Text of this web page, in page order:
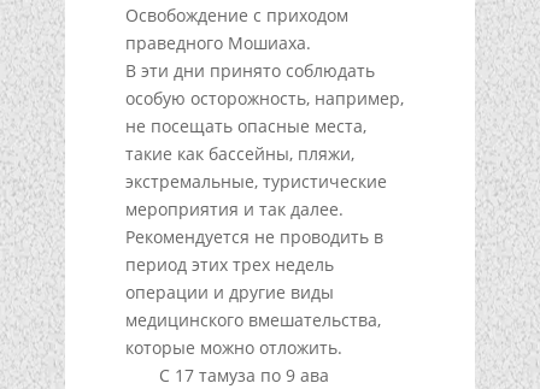
Освобождение с приходом
праведного Mошиаха.
В эти дни принято соблюдать
особую осторожность, например,
не посещать опасные места,
такие как бассейны, пляжи,
экстремальные, туристические
мероприятия и так далее.
Рекомендуется не проводить в
период этих трех недель
операции и другие виды
медицинского вмешательства,
которые можно отложить.
С 17 тамуза по 9 ава